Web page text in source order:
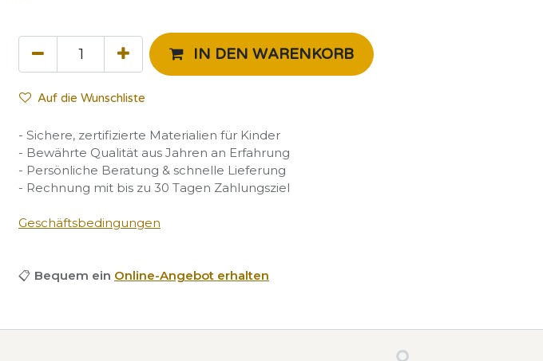
IN DEN WARENKORB
Auf die Wunschliste
- Sichere, zertifizierte Materialien für Kinder
- Bewährte Qualität aus Jahren an Erfahrung
- Persönliche Beratung & schnelle Lieferung
- Rechnung mit bis zu 30 Tagen Zahlungsziel
Geschäftsbedingungen
📋 Bequem ein Online-Angebot erhalten